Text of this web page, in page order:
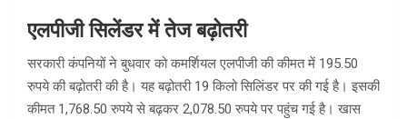
एलपीजी सिलेंडर में तेज बढ़ोतरी
सरकारी कंपनियों ने बुधवार को कमर्शियल एलपीजी की कीमत में 195.50
रुपये की बढ़ोतरी की है। यह बढ़ोतरी 19 किलो सिलिंडर पर की गई है। इसकी
कीमत 1,768.50 रुपये से बढ़कर 2,078.50 रुपये पर पहुंच गई है। खास